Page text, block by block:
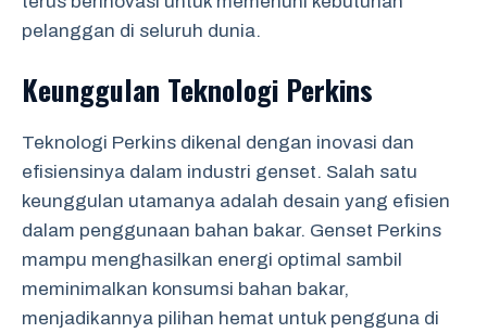
pelanggan di seluruh dunia.
Keunggulan Teknologi Perkins
Teknologi Perkins dikenal dengan inovasi dan
efisiensinya dalam industri genset. Salah satu
keunggulan utamanya adalah desain yang efisien
dalam penggunaan bahan bakar. Genset Perkins
mampu menghasilkan energi optimal sambil
meminimalkan konsumsi bahan bakar,
menjadikannya pilihan hemat untuk pengguna di